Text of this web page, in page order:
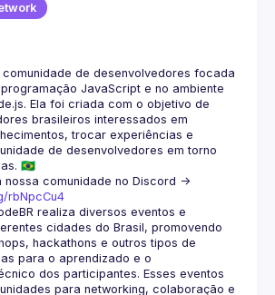
comunidade de desenvolvedores focada
JavaScript e no ambiente
Ela foi criada com o objetivo de
brasileiros interessados em
trocar experiências e
de desenvolvedores em torno
comunidade no Discord ->
rbNpcCu4
realiza diversos eventos e
cidades do Brasil, promovendo
hackathons e outros tipos de
para o aprendizado e o
dos participantes. Esses eventos
para networking, colaboração e